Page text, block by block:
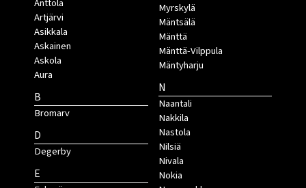
Artjärvi
Asikkala
Askainen
Askola
Aura
B
Bromarv
D
Degerby
E
Myrskylä
Mäntsälä
Mänttä
Mänttä-Vilppula
Mäntyharju
N
Naantali
Nakkila
Nastola
Nilsiä
Nivala
Nokia